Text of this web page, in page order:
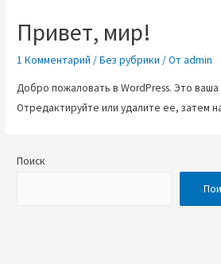
Привет, мир!
1 Комментарий /Без рубрики / Отadmin
Добро пожаловать в WordPress. Это ваша
Отредактируйте или удалите ее, затем
Поиск